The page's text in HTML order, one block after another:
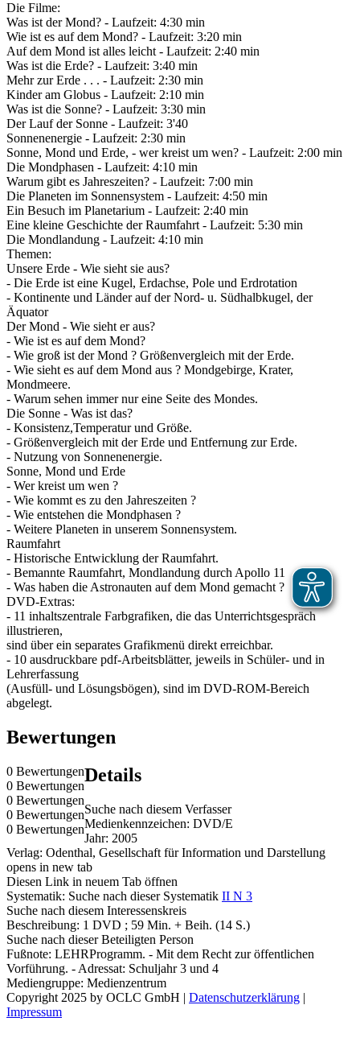
Die Filme:
Was ist der Mond? - Laufzeit: 4:30 min
Wie ist es auf dem Mond? - Laufzeit: 3:20 min
Auf dem Mond ist alles leicht - Laufzeit: 2:40 min
Was ist die Erde? - Laufzeit: 3:40 min
Mehr zur Erde . . . - Laufzeit: 2:30 min
Kinder am Globus - Laufzeit: 2:10 min
Was ist die Sonne? - Laufzeit: 3:30 min
Der Lauf der Sonne - Laufzeit: 3'40
Sonnenenergie - Laufzeit: 2:30 min
Sonne, Mond und Erde, - wer kreist um wen? - Laufzeit: 2:00 min
Die Mondphasen - Laufzeit: 4:10 min
Warum gibt es Jahreszeiten? - Laufzeit: 7:00 min
Die Planeten im Sonnensystem - Laufzeit: 4:50 min
Ein Besuch im Planetarium - Laufzeit: 2:40 min
Eine kleine Geschichte der Raumfahrt - Laufzeit: 5:30 min
Die Mondlandung - Laufzeit: 4:10 min
Themen:
Unsere Erde - Wie sieht sie aus?
- Die Erde ist eine Kugel, Erdachse, Pole und Erdrotation
- Kontinente und Länder auf der Nord- u. Südhalbkugel, der
Äquator
Der Mond - Wie sieht er aus?
- Wie ist es auf dem Mond?
- Wie groß ist der Mond ? Größenvergleich mit der Erde.
- Wie sieht es auf dem Mond aus ? Mondgebirge, Krater,
Mondmeere.
- Warum sehen immer nur eine Seite des Mondes.
Die Sonne - Was ist das?
- Konsistenz,Temperatur und Größe.
- Größenvergleich mit der Erde und Entfernung zur Erde.
- Nutzung von Sonnenenergie.
Sonne, Mond und Erde
- Wer kreist um wen ?
- Wie kommt es zu den Jahreszeiten ?
- Wie entstehen die Mondphasen ?
- Weitere Planeten in unserem Sonnensystem.
Raumfahrt
- Historische Entwicklung der Raumfahrt.
- Bemannte Raumfahrt, Mondlandung durch Apollo 11
- Was haben die Astronauten auf dem Mond gemacht ?
DVD-Extras:
- 11 inhaltszentrale Farbgrafiken, die das Unterrichtsgespräch
illustrieren,
sind über ein separates Grafikmenü direkt erreichbar.
- 10 ausdruckbare pdf-Arbeitsblätter, jeweils in Schüler- und in
Lehrerfassung
(Ausfüll- und Lösungsbögen), sind im DVD-ROM-Bereich
abgelegt.
Bewertungen
0 Bewertungen
0 Bewertungen
0 Bewertungen
0 Bewertungen
0 Bewertungen
Details
Suche nach diesem Verfasser
Medienkennzeichen: DVD/E
Jahr: 2005
Verlag: Odenthal, Gesellschaft für Information und Darstellung
opens in new tab
Diesen Link in neuem Tab öffnen
Systematik: Suche nach dieser Systematik II N 3
Suche nach diesem Interessenskreis
Beschreibung: 1 DVD ; 59 Min. + Beih. (14 S.)
Suche nach dieser Beteiligten Person
Fußnote: LEHRProgramm. - Mit dem Recht zur öffentlichen
Vorführung. - Adressat: Schuljahr 3 und 4
Mediengruppe: Medienzentrum
Copyright 2025 by OCLC GmbH | Datenschutzerklärung |
Impressum